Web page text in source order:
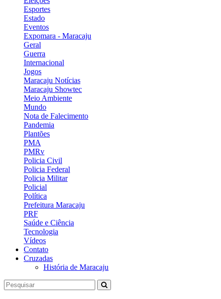
Esportes
Estado
Eventos
Expomara - Maracaju
Geral
Guerra
Internacional
Jogos
Maracaju Notícias
Maracaju Showtec
Meio Ambiente
Mundo
Nota de Falecimento
Pandemia
Plantões
PMA
PMRv
Policia Civil
Policia Federal
Policia Militar
Policial
Política
Prefeitura Maracaju
PRF
Saúde e Ciência
Tecnologia
Vídeos
Contato
Cruzadas
História de Maracaju